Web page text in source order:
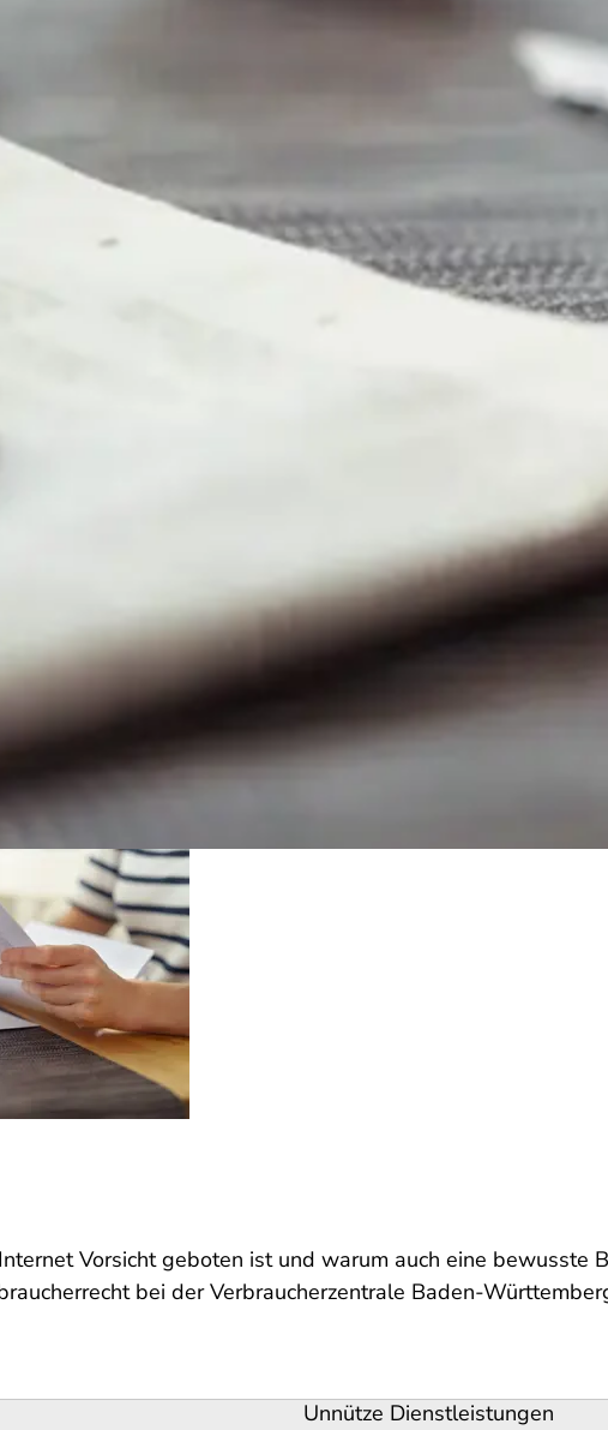
Vorsicht geboten ist und warum auch eine
bei der Verbraucherzentrale Baden-
Unnütze Dienstleistungen